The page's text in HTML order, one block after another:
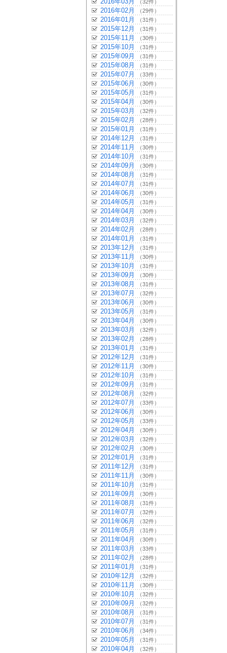
（32件）
2016年02月 （29件）
2016年01月 （31件）
2015年12月 （31件）
2015年11月 （30件）
2015年10月 （31件）
2015年09月 （31件）
2015年08月 （31件）
2015年07月 （33件）
2015年06月 （30件）
2015年05月 （31件）
2015年04月 （30件）
2015年03月 （32件）
2015年02月 （28件）
2015年01月 （31件）
2014年12月 （31件）
2014年11月 （30件）
2014年10月 （31件）
2014年09月 （30件）
2014年08月 （31件）
2014年07月 （31件）
2014年06月 （30件）
2014年05月 （31件）
2014年04月 （30件）
2014年03月 （32件）
2014年02月 （28件）
2014年01月 （31件）
2013年12月 （31件）
2013年11月 （30件）
2013年10月 （31件）
2013年09月 （30件）
2013年08月 （31件）
2013年07月 （32件）
2013年06月 （30件）
2013年05月 （31件）
2013年04月 （30件）
2013年03月 （32件）
2013年02月 （28件）
2013年01月 （31件）
2012年12月 （31件）
2012年11月 （30件）
2012年10月 （31件）
2012年09月 （31件）
2012年08月 （32件）
2012年07月 （33件）
2012年06月 （30件）
2012年05月 （33件）
2012年04月 （30件）
2012年03月 （32件）
2012年02月 （30件）
2012年01月 （31件）
2011年12月 （31件）
2011年11月 （30件）
2011年10月 （31件）
2011年09月 （30件）
2011年08月 （31件）
2011年07月 （32件）
2011年06月 （32件）
2011年05月 （31件）
2011年04月 （30件）
2011年03月 （33件）
2011年02月 （28件）
2011年01月 （31件）
2010年12月 （32件）
2010年11月 （30件）
2010年10月 （32件）
2010年09月 （32件）
2010年08月 （31件）
2010年07月 （31件）
2010年06月 （34件）
2010年05月 （31件）
2010年04月 （32件）